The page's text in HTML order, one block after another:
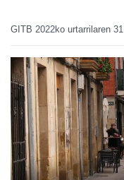
GITB 2022ko urtarrilaren 31